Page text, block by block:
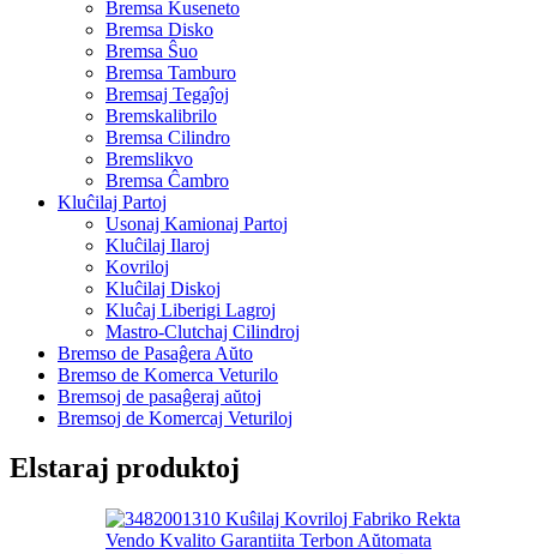
Bremsa Kuseneto
Bremsa Disko
Bremsa Ŝuo
Bremsa Tamburo
Bremsaj Tegaĵoj
Bremskalibrilo
Bremsa Cilindro
Bremslikvo
Bremsa Ĉambro
Kluĉilaj Partoj
Usonaj Kamionaj Partoj
Kluĉilaj Ilaroj
Kovriloj
Kluĉilaj Diskoj
Kluĉaj Liberigi Lagroj
Mastro-Clutchaj Cilindroj
Bremso de Pasaĝera Aŭto
Bremso de Komerca Veturilo
Bremsoj de pasaĝeraj aŭtoj
Bremsoj de Komercaj Veturiloj
Elstaraj produktoj